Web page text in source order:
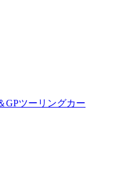
GPツーリングカー